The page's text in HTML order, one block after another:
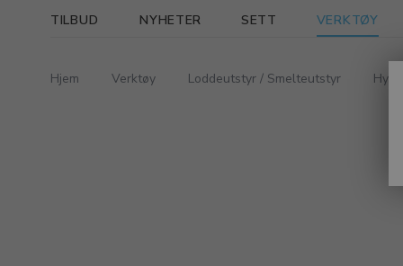
TILBUD NYHETER SETT VERKTØY
Hjem Verktøy Loddeutstyr / Smelteutstyr